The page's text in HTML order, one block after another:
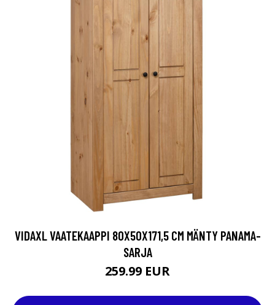
VIDAXL VAATEKAAPPI 80X50X171,5 CM MÄNTY PANAMA-
SARJA
259.99 EUR